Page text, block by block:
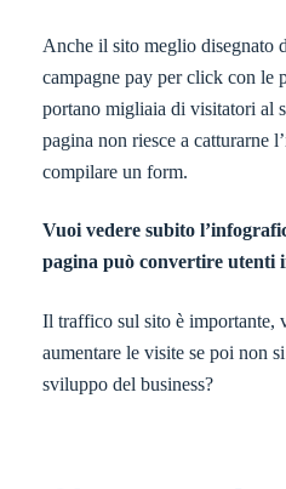
Anche il sito meglio disegnato
campagne pay per click con le
portano migliaia di visitatori al
pagina non riesce a catturarne
compilare un form.
Vuoi vedere subito
pagina può convertire utenti
Il traffico sul sito è importante,
aumentare le visite se poi non
sviluppo del business?